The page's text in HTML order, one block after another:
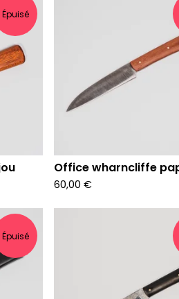
Épuisé
Office wharncliffe
60,00 €
Épuisé